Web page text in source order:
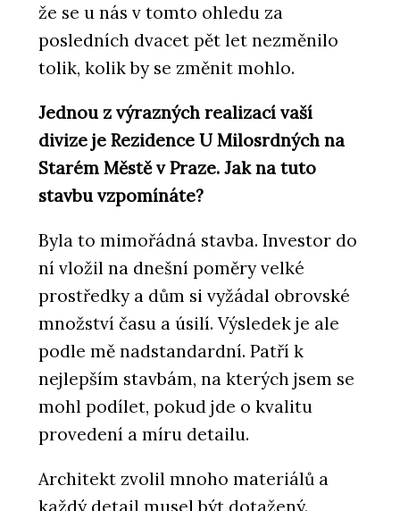
že se u nás v tomto ohledu za
posledních dvacet pět let nezměnilo
tolik, kolik by se změnit mohlo.
Jednou z výrazných realizací vaší
divize je Rezidence U Milosrdných na
Starém Městě v Praze. Jak na tuto
stavbu vzpomínáte?
Byla to mimořádná stavba. Investor do
ní vložil na dnešní poměry velké
prostředky a dům si vyžádal obrovské
množství času a úsilí. Výsledek je ale
podle mě nadstandardní. Patří k
nejlepším stavbám, na kterých jsem se
mohl podílet, pokud jde o kvalitu
provedení a míru detailu.
Architekt zvolil mnoho materiálů a
každý detail musel být dotažený.